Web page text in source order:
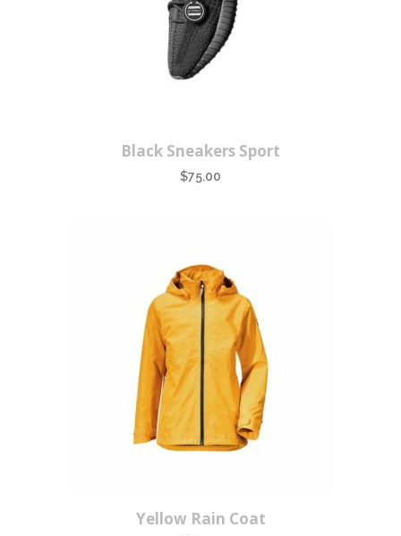
Black Sneakers Sport
$75.00
Yellow Rain Coat